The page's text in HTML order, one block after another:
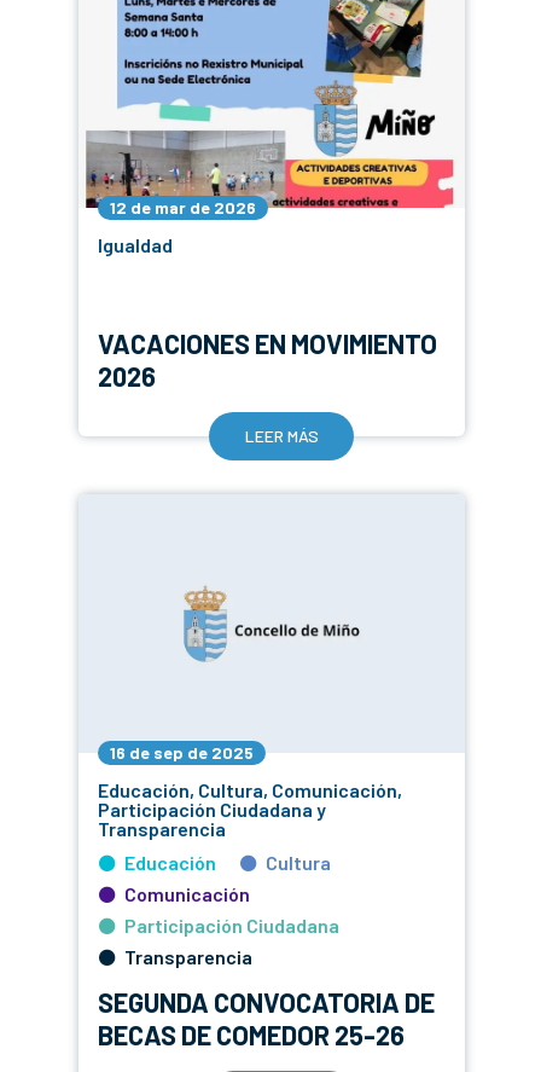
12 de mar de 2026
Igualdad
VACACIONES EN MOVIMIENTO
2026
LEER MÁS
16 de sep de 2025
Educación, Cultura, Comunicación,
Participación Ciudadana y
Transparencia
Educación
Cultura
Comunicación
Participación Ciudadana
Transparencia
SEGUNDA CONVOCATORIA DE
BECAS DE COMEDOR 25-26